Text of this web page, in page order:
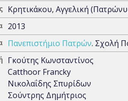
Κρητικάκου, Αγγελική
2013
Πανεπιστήμιο Πατρών. Σχολή
Γκούτης Κωνσταντίνος
Catthoor Francky
Νικολαΐδης Σπυρίδων
Σούντρης Δημήτριος